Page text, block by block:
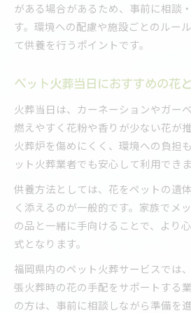
がある場合があるため、事前に相談
す。環境への配慮や施設ごとのルー
て供養を行うポイントです。
ペット火葬当日におすすめの花
火葬当日は、カーネーションやガー
燃えやすく花粉や香りが少ない花が
火葬炉を傷めにくく、環境への負担
ット火葬業者でも安心して利用できま
供養方法としては、花をペットの遺
く添えるのが一般的です。家族でメ
の品と一緒に手向けることで、より
式となります。
福岡県内のペット火葬サービスでは
張火葬時の花の手配をサポートする
の方は、事前に相談しながら準備を